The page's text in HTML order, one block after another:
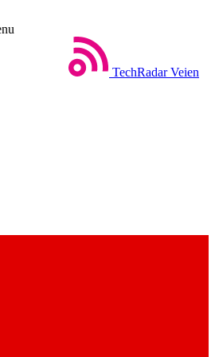
TechRadar Veien